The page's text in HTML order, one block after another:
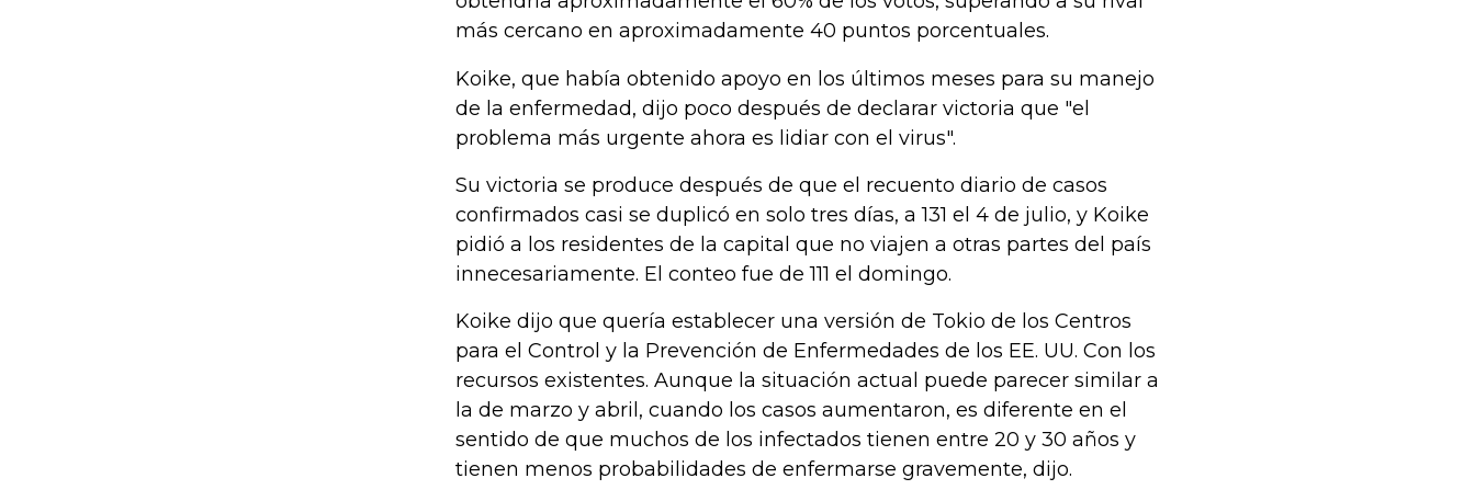
más cercano en aproximadamente 40 puntos porcentuales.
Koike, que había obtenido apoyo en los últimos meses para su manejo
de la enfermedad, dijo poco después de declarar victoria que "el
problema más urgente ahora es lidiar con el virus".
Su victoria se produce después de que el recuento diario de casos
confirmados casi se duplicó en solo tres días, a 131 el 4 de julio, y Koike
pidió a los residentes de la capital que no viajen a otras partes del país
innecesariamente. El conteo fue de 111 el domingo.
Koike dijo que quería establecer una versión de Tokio de los Centros
para el Control y la Prevención de Enfermedades de los EE. UU. Con los
recursos existentes. Aunque la situación actual puede parecer similar a
la de marzo y abril, cuando los casos aumentaron, es diferente en el
sentido de que muchos de los infectados tienen entre 20 y 30 años y
tienen menos probabilidades de enfermarse gravemente, dijo.